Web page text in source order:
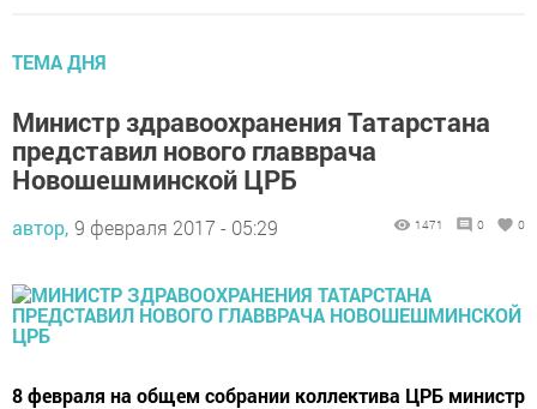
ТЕМА ДНЯ
Министр здравоохранения Татарстана
представил нового главврача
Новошешминской ЦРБ
автор, 9 февраля 2017 - 05:29 1471 0 0
8 февраля на общем собрании коллектива ЦРБ министр